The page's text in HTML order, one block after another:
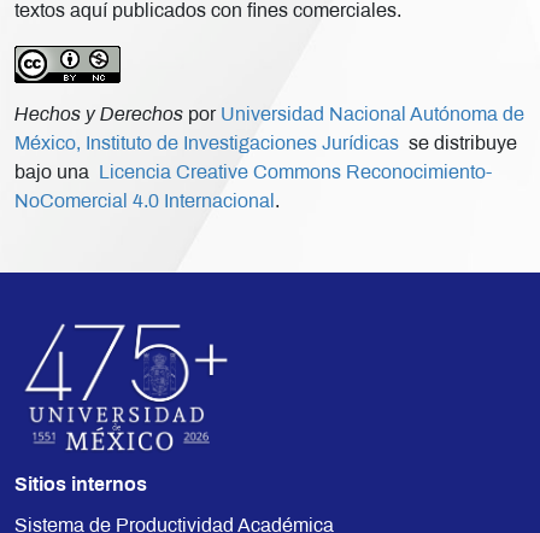
textos aquí publicados con fines comerciales.
Hechos y Derechos por Universidad Nacional Autónoma de
México, Instituto de Investigaciones Jurídicas se distribuye
bajo una
Licencia Creative Commons Reconocimiento-
NoComercial 4.0 Internacional .
Sitios internos
Sistema de Productividad Académica